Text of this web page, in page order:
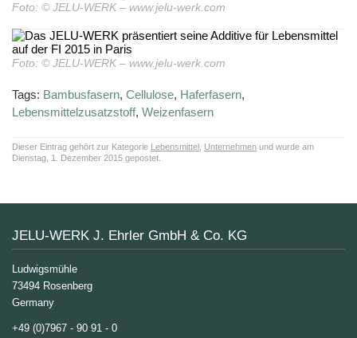
Foto: © JELU-WERK – www.jelu-werk.com
Foto: © JELU-WERK – www.jelu-werk.com
Tags: Bambusfasern, Cellulose, Haferfasern,
Lebensmittelzusatzstoff, Weizenfasern
Dieser Eintrag gehört zur Kategorie Lebensmittel Unternehmen und wurde am
Dienstag, 1. Dezember 2015 gepostet.
JELU-WERK J. Ehrler GmbH & Co. KG
Ludwigsmühle
73494 Rosenberg
Germany
+49 (0)7967 - 90 91 - 0